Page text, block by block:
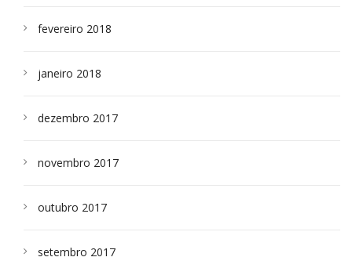
fevereiro 2018
janeiro 2018
dezembro 2017
novembro 2017
outubro 2017
setembro 2017